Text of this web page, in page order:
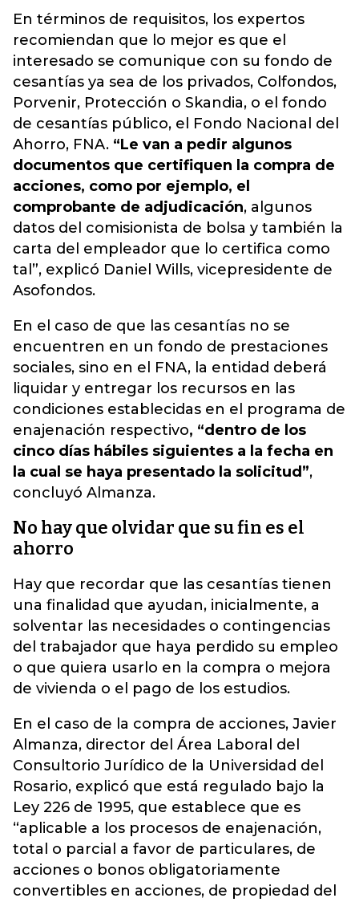
En términos de requisitos, los expertos
recomiendan que lo mejor es que el
interesado se comunique con su fondo de
cesantías ya sea de los privados, Colfondos,
Porvenir, Protección o Skandia, o el fondo
de cesantías público, el Fondo Nacional del
Ahorro, FNA. “Le van a pedir algunos
documentos que certifiquen la compra de
acciones, como por ejemplo, el
comprobante de adjudicación, algunos
datos del comisionista de bolsa y también la
carta del empleador que lo certifica como
tal”, explicó Daniel Wills, vicepresidente de
Asofondos.
En el caso de que las cesantías no se
encuentren en un fondo de prestaciones
sociales, sino en el FNA, la entidad deberá
liquidar y entregar los recursos en las
condiciones establecidas en el programa de
enajenación respectivo, “dentro de los
cinco días hábiles siguientes a la fecha en
la cual se haya presentado la solicitud”,
concluyó Almanza.
No hay que olvidar que su fin es el
ahorro
Hay que recordar que las cesantías tienen
una finalidad que ayudan, inicialmente, a
solventar las necesidades o contingencias
del trabajador que haya perdido su empleo
o que quiera usarlo en la compra o mejora
de vivienda o el pago de los estudios.
En el caso de la compra de acciones, Javier
Almanza, director del Área Laboral del
Consultorio Jurídico de la Universidad del
Rosario, explicó que está regulado bajo la
Ley 226 de 1995, que establece que es
“aplicable a los procesos de enajenación,
total o parcial a favor de particulares, de
acciones o bonos obligatoriamente
convertibles en acciones, de propiedad del